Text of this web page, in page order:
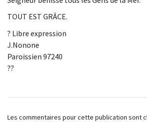
TOUT EST GRÂCE.
? Libre expression
J.Nonone
Paroissien 97240
??
Les commentaires pour cette publication sont